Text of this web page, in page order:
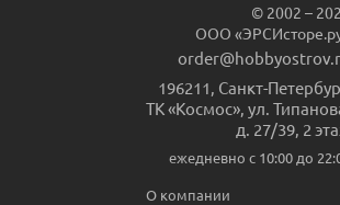
© 2002 –
ООО
196211 Санкт-
ТК «Космос», ул.
д. 27/39, 2
ежедневно c 10:00 до
О компании